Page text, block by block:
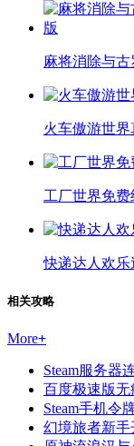
麻将消除与古
火车傲游世界
工厂世界免费
快递达人欢乐
相关攻略
More+
Steam服务器
百度极速版
Steam手机令
幻境旅者新